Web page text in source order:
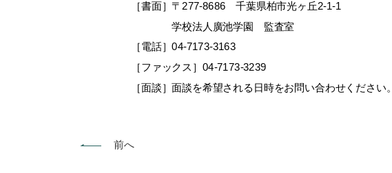
［書面］〒277-8686 千葉県柏市光ヶ丘2-1-1
学校法人廣池学園 監査室
［電話］04-7173-3163
［ファックス］04-7173-3239
［面談］面談を希望される日時をお問い合わせください。
前へ